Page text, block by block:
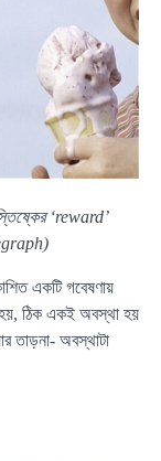
‘reward’
একটি গবেষণায়
হয়, ঠিক একই অবস্থা হয়
তাড়না- অবস্থাটা